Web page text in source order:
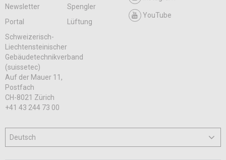
Newsletter
Spengler
Portal
Lüftung
YouTube
Schweizerisch-
Liechtensteinischer
Gebäudetechnikverband
(suissetec)
Auf der Mauer 11,
Postfach
CH-8021 Zürich
+41 43 244 73 00